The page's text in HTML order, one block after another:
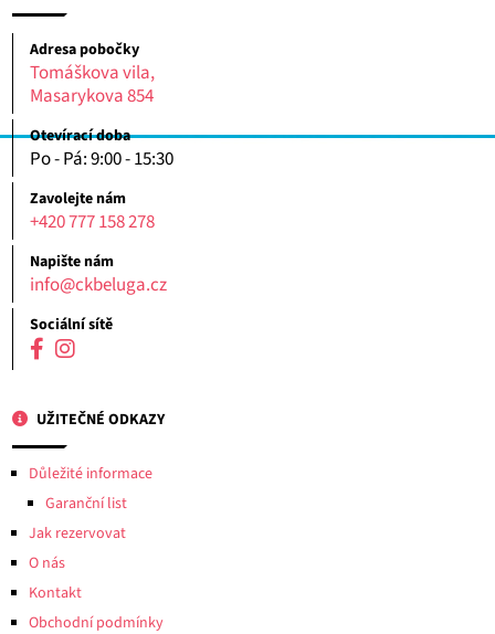
Adresa pobočky
Tomáškova vila,
Masarykova 854
Otevírací doba
Po - Pá: 9:00 - 15:30
Zavolejte nám
+420 777 158 278
Napište nám
info@ckbeluga.cz
Sociální sítě
UŽITEČNÉ ODKAZY
Důležité informace
Garanční list
Jak rezervovat
O nás
Kontakt
Obchodní podmínky